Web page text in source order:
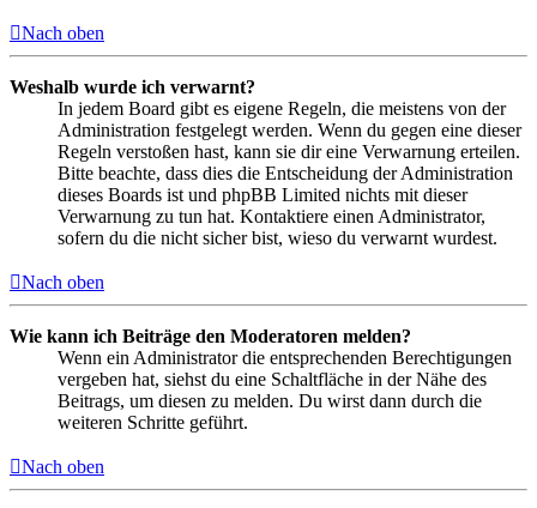
Nach oben
Weshalb wurde ich verwarnt?
In jedem Board gibt es eigene Regeln, die meistens von der
Administration festgelegt werden. Wenn du gegen eine dieser
Regeln verstoßen hast, kann sie dir eine Verwarnung erteilen.
Bitte beachte, dass dies die Entscheidung der Administration
dieses Boards ist und phpBB Limited nichts mit dieser
Verwarnung zu tun hat. Kontaktiere einen Administrator,
sofern du die nicht sicher bist, wieso du verwarnt wurdest.
Nach oben
Wie kann ich Beiträge den Moderatoren melden?
Wenn ein Administrator die entsprechenden Berechtigungen
vergeben hat, siehst du eine Schaltfläche in der Nähe des
Beitrags, um diesen zu melden. Du wirst dann durch die
weiteren Schritte geführt.
Nach oben